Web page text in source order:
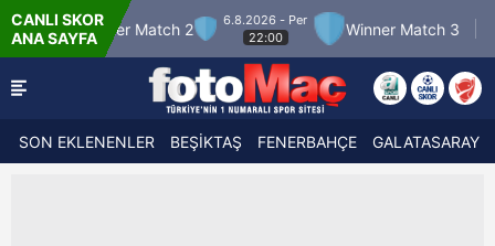
CANLI SKOR
ANA SAYFA
6.8.2026 - Per
22:00
Winner Match 3 Boluspor
7.8.2026 - Cum
21:30
SON EKLENENLER BEŞİKTAŞ FENERBAHÇE GALATASARAY